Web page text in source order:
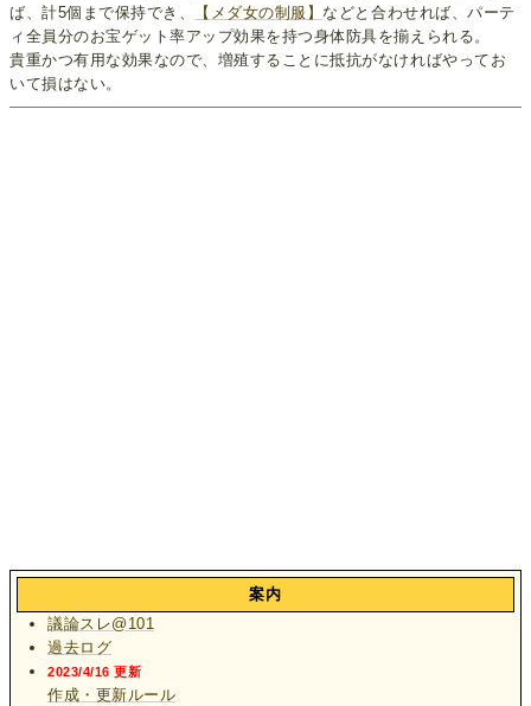
ば、計5個まで保持でき、
【メダ女の制服】 などと合わせれば、パーテ
ィ全員分のお宝ゲット率アップ効果を持つ身体防具を揃えられる。
貴重かつ有用な効果なので、増殖することに抵抗がなければやってお
いて損はない。
案内
議論スレ@101
過去ログ
2023/4/16 更新
作成・更新ルール